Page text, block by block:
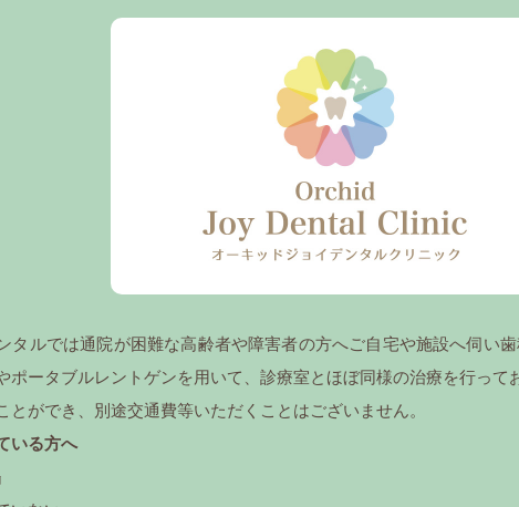
タルでは通院が困難な高齢者や障害者の方へご自宅や施設へ伺い
ポータブルレントゲンを用いて、診療室とほぼ同様の治療を行って
とができ、別途交通費等いただくことはございません。
いる方へ